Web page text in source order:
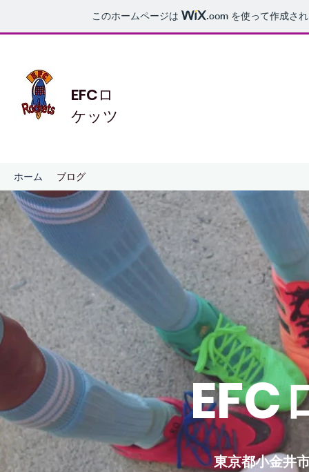
このホームページは .com を使って作成さ
EFCロ
ケッツ
ホーム ブログ
EFC
東京都小金井